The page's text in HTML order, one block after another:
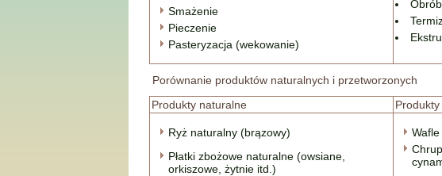
Smażenie
Pieczenie
Pasteryzacja (wekowanie)
Porównanie produktów naturalnych i przetworzonych
Produkty naturalne
Ryż naturalny (brązowy)
Płatki zbożowe naturalne (owsiane,
orkiszowe, żytnie itd.)
Wafle